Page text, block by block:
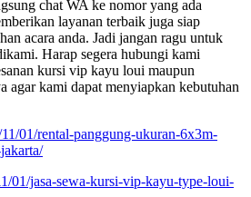
chat WA ke nomor yang ada
layanan terbaik juga siap
acara anda. Jadi jangan ragu untuk
Harap segera hubungi kami
kursi vip kayu loui maupun
agar kami dapat menyiapkan kebutuhan
01/rental-panggung-ukuran-6x3m-
01/jasa-sewa-kursi-vip-kayu-type-loui-